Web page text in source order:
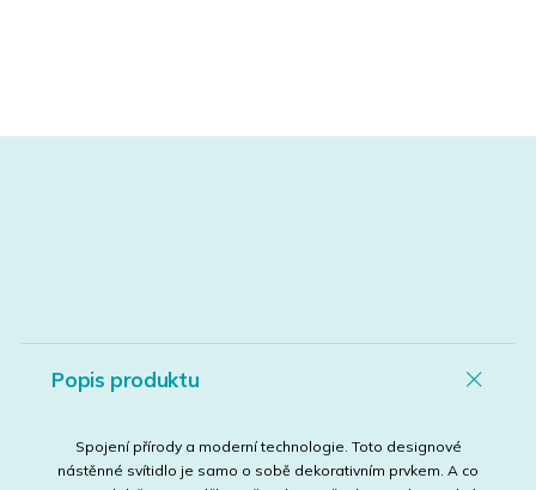
Popis produktu
Spojení přírody a moderní technologie. Toto designové
nástěnné svítidlo je samo o sobě dekorativním prvkem. A co